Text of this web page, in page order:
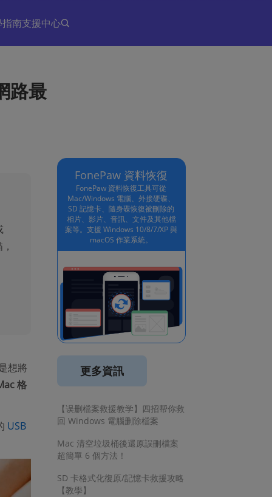
南支援中心
路最
想將
格
USB
FonePaw 資料恢復
FonePaw 資料恢復工具可從
Mac/Windows 電腦、外接硬碟、
SD 記憶卡、隨身碟恢復被刪除的
相片、影片、音訊、文件及其他檔
案等。支援 Windows 10/8/7/XP 與
macOS 作業系統。
更多資訊
【误删檔案救援教学】四招帮你救
回 Windows 電腦删除檔案
Mac 清空垃圾桶後還原誤刪檔案
超簡單 6 個方法！
SD 卡格式化復原/記憶卡救援攻略
【教學】